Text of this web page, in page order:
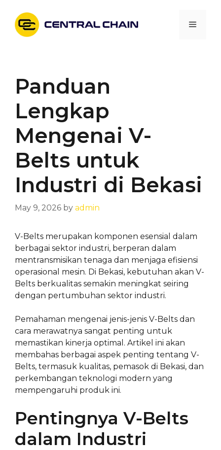
content
Menu
Panduan
Lengkap
Mengenai V-
Belts untuk
Industri di Bekasi
May 9, 2026 by admin
V-Belts merupakan komponen esensial dalam
berbagai sektor industri, berperan dalam
mentransmisikan tenaga dan menjaga efisiensi
operasional mesin. Di Bekasi, kebutuhan akan V-
Belts berkualitas semakin meningkat seiring
dengan pertumbuhan sektor industri.
Pemahaman mengenai jenis-jenis V-Belts dan
cara merawatnya sangat penting untuk
memastikan kinerja optimal. Artikel ini akan
membahas berbagai aspek penting tentang V-
Belts, termasuk kualitas, pemasok di Bekasi, dan
perkembangan teknologi modern yang
mempengaruhi produk ini.
Pentingnya V-Belts
dalam Industri